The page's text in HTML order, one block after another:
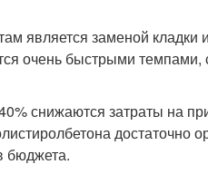
является заменой кладки
очень быстрыми темпами,
снижаются затраты на
достаточно
бюджета.